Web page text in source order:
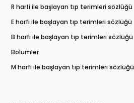
R harfi ile başlayan tıp terimleri sözlüğü
E harfi ile başlayan tıp terimleri sözlüğü
B harfi ile başlayan tıp terimleri sözlüğü
Bölümler
M harfi ile başlayan tıp terimleri sözlüğü